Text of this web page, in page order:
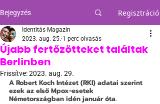
Bejegyzés Regisztráció
Újabb fertőzötteket találtak
Berlinben
Identitás Magazin
2023. aug. 25. 1 perc olvasás
Frissítve:2023. aug. 29.
A Robert Koch Intézet (RKI) adatai szerint
ezek az első Mpox-esetek
Németországban idén január óta.